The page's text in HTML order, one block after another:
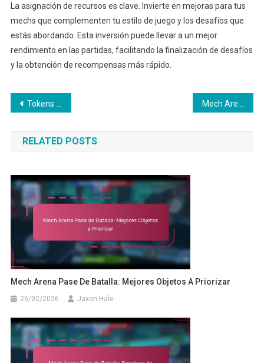
La asignación de recursos es clave. Invierte en mejoras para tus
mechs que complementen tu estilo de juego y los desafíos que
estás abordando. Esta inversión puede llevar a un mejor
rendimiento en las partidas, facilitando la finalización de desafíos
y la obtención de recompensas más rápido.
Post
navigation
Tokens de Evento de Mech Arena: Eventos y Temas Estacionales Mech Arena Pase de Batalla: Comparando Recompensas Gratuitas vs Premium
RELATED POSTS
Mech Arena Pase De Batalla: Mejores Objetos A Priorizar
26/02/2026 Jaxon Hale